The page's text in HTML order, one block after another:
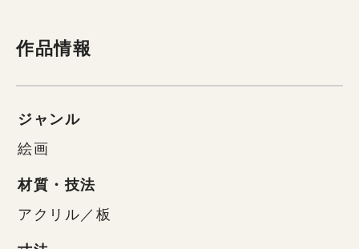
作品情報
ジャンル
絵画
材質・技法
アクリル／板